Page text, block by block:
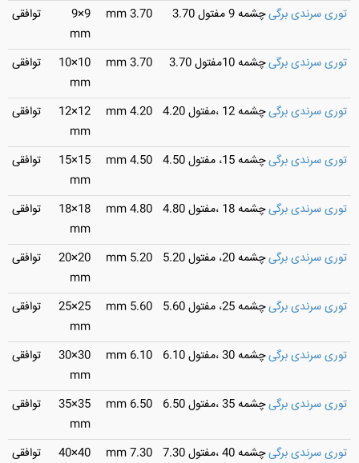
توری سرندی برگیچشمه 9 مفتول 3.70 3.70 mm
9×9
mm
توافقی
توری سرندی برگیچشمه 10مفتول 3.70 3.70 mm
10×10
mm
توافقی
توری سرندی برگیچشمه 12 ،مفتول 4.20 4.20 mm
12×12
mm
توافقی
توری سرندی برگیچشمه 15، مفتول 4.50 4.50 mm
15×15
mm
توافقی
توری سرندی برگیچشمه 18 ،مفتول 4.80 4.80 mm
18×18
mm
توافقی
توری سرندی برگیچشمه 20، مفتول 5.20 5.20 mm
20×20
mm
توافقی
توری سرندی برگیچشمه 25، مفتول 5.60 5.60 mm
25×25
mm
توافقی
توری سرندی برگیچشمه 30 ،مفتول 6.10 6.10 mm
30×30
mm
توافقی
توری سرندی برگیچشمه 35 ،مفتول 6.50 6.50 mm
35×35
mm
توافقی
توری سرندی برگیچشمه 40 ،مفتول 7.30 7.30 mm
40×40
توافقی